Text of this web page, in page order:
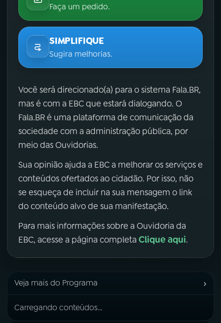
Faça um pedido.
SIMPLIFIQUE
Sugira melhorias.
Você será direcionado(a) para o sistema Fala.BR,
mas é com a EBC que estará dialogando. O
Fala.BR é uma plataforma de comunicação da
sociedade com a administração pública, por
meio das Ouvidorias.
Sua opinião ajuda a EBC a melhorar os serviços e
conteúdos ofertados ao cidadão. Por isso, não
se esqueça de incluir na sua mensagem o link
do conteúdo alvo de sua manifestação.
Para mais informações sobre a Ouvidoria da
EBC, acesse a página completa Clique aqui.
Veja mais do Programa ›
Carregando conteúdos...